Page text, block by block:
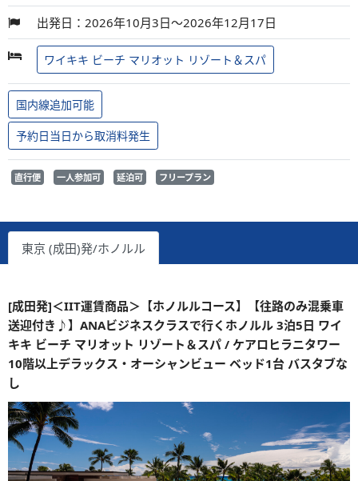
出発日：2026年10月3日～2026年12月17日
ワイキキ ビーチ マリオット リゾート＆スパ
国内線追加可能
予約日当日から取消料発生
直行便 一人参加可 延泊可 フリープラン
東京 (成田)発/ホノルル
[成田発]＜IIT運賃商品＞【ホノルルコース】【往路のみ混乗車
送迎付き♪】ANAビジネスクラスで行くホノルル 3泊5日 ワイ
キキ ビーチ マリオット リゾート＆スパ / ケアロヒラニタワー
10階以上デラックス・オーシャンビュー ベッド1台 バスタブな
し